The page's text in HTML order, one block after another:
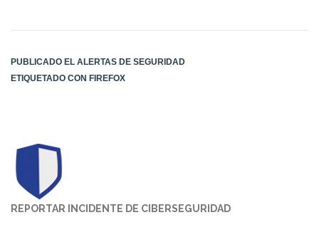
PUBLICADO EL ALERTAS DE SEGURIDAD
ETIQUETADO CON FIREFOX
REPORTAR INCIDENTE DE CIBERSEGURIDAD